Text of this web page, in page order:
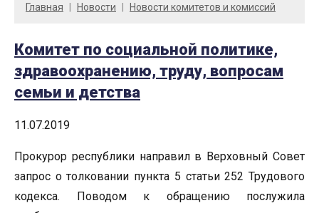
Главная Новости Новости комитетов и комиссий
Комитет по социальной политике,
здравоохранению, труду, вопросам
семьи и детства
11.07.2019
Прокурор республики направил в Верховный Совет
запрос о толковании пункта 5 статьи 252 Трудового
кодекса. Поводом к обращению послужила